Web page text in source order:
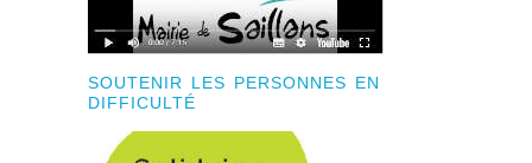
SOUTENIR LES PERSONNES EN
DIFFICULTÉ